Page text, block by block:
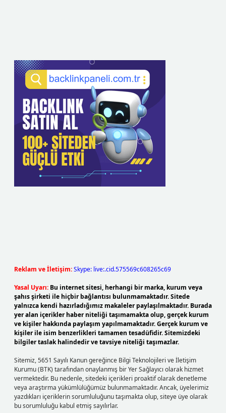
Reklam ve İletişim:Skype: live:.cid.575569c608265c69
Yasal Uyarı: Bu internet sitesi, herhangi bir marka, kurum veya
şahıs şirketi ile hiçbir bağlantısı bulunmamaktadır. Sitede
yalnızca kendi hazırladığımız makaleler paylaşılmaktadır. Burada
yer alan içerikler haber niteliği taşımamakta olup, gerçek kurum
ve kişiler hakkında paylaşım yapılmamaktadır. Gerçek kurum ve
kişiler ile isim benzerlikleri tamamen tesadüfidir. Sitemizdeki
bilgiler taslak halindedir ve tavsiye niteliği taşımazlar.
Sitemiz, 5651 Sayılı Kanun gereğince Bilgi Teknolojileri ve İletişim
Kurumu (BTK) tarafından onaylanmış bir Yer Sağlayıcı olarak hizmet
vermektedir. Bu nedenle, sitedeki içerikleri proaktif olarak denetleme
veya araştırma yükümlülüğümüz bulunmamaktadır. Ancak, üyelerimiz
yazdıkları içeriklerin sorumluluğunu taşımakta olup, siteye üye olarak
bu sorumluluğu kabul etmiş sayılırlar.